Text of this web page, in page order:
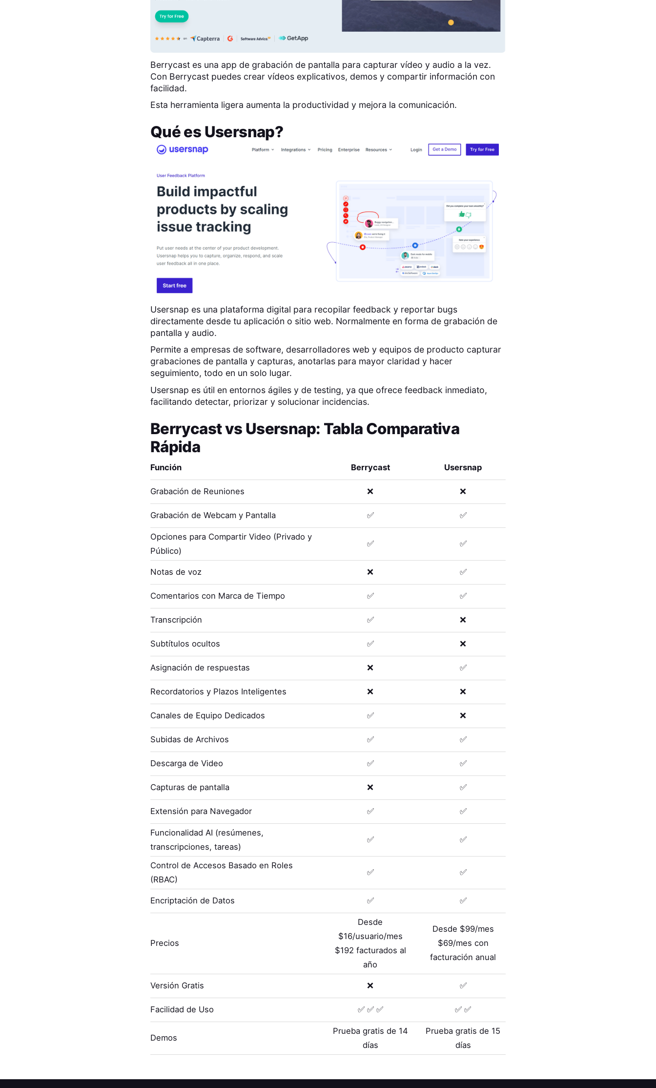
Berrycast es una app de grabación de pantalla para capturar vídeo y audio a la vez.
Con Berrycast puedes crear vídeos explicativos, demos y compartir información con
facilidad.
Esta herramienta ligera aumenta la productividad y mejora la comunicación.
Qué es Usersnap?
Usersnap es una plataforma digital para recopilar feedback y reportar bugs
directamente desde tu aplicación o sitio web. Normalmente en forma de grabación de
pantalla y audio.
Permite a empresas de software, desarrolladores web y equipos de producto capturar
grabaciones de pantalla y capturas, anotarlas para mayor claridad y hacer
seguimiento, todo en un solo lugar.
Usersnap es útil en entornos ágiles y de testing, ya que ofrece feedback inmediato,
facilitando detectar, priorizar y solucionar incidencias.
Berrycastvs Usersnap: Tabla Comparativa
Rápida
Función Berrycast Usersnap
Grabación de Reuniones ❌ ❌
Grabación de Webcam y Pantalla ✅ ✅
Opciones para Compartir Video (Privado y
Público)
✅ ✅
Notas de voz ❌ ✅
Comentarios con Marca de Tiempo ✅ ✅
Transcripción ✅ ❌
Subtítulos ocultos ✅ ❌
Asignación de respuestas ❌ ✅
Recordatorios y Plazos Inteligentes ❌ ❌
Canales de Equipo Dedicados ✅ ❌
Subidas de Archivos ✅ ✅
Descarga de Video ✅ ✅
Capturas de pantalla ❌ ✅
Extensión para Navegador ✅ ✅
Funcionalidad AI (resúmenes,
transcripciones, tareas)
✅ ✅
Control de Accesos Basado en Roles
(RBAC)
✅ ✅
Encriptación de Datos ✅ ✅
Precios
Desde
$16/usuario/mes
$192 facturados al
año
Desde $99/mes
$69/mes con
facturación anual
Versión Gratis ❌ ✅
Facilidad de Uso ✅ ✅ ✅ ✅ ✅
Demos
Prueba gratis de 14
días
Prueba gratis de 15
días